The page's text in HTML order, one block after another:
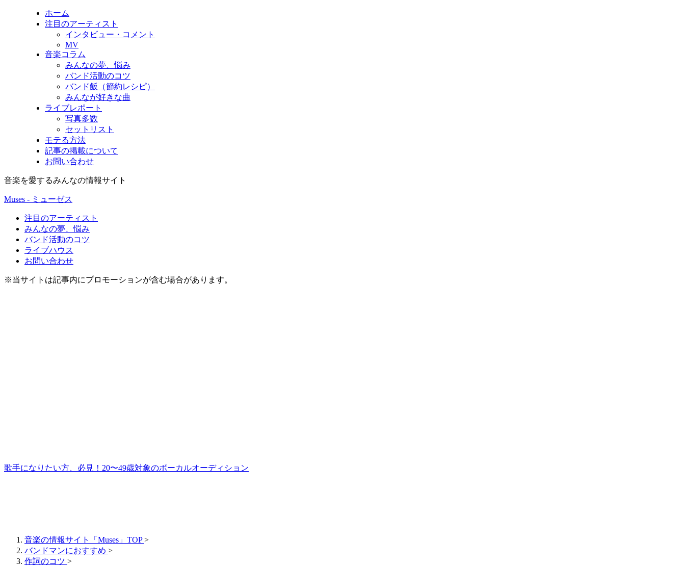
ホーム
注目のアーティスト
インタビュー・コメント
MV
音楽コラム
みんなの夢、悩み
バンド活動のコツ
バンド飯（節約レシピ）
みんなが好きな曲
ライブレポート
写真多数
セットリスト
モテる方法
記事の掲載について
お問い合わせ
音楽を愛するみんなの情報サイト
Muses - ミューゼス
注目のアーティスト
みんなの夢、悩み
バンド活動のコツ
ライブハウス
お問い合わせ
※当サイトは記事内にプロモーションが含む場合があります。
歌手になりたい方、必見！20〜49歳対象のボーカルオーディション
音楽の情報サイト「Muses」TOP >
バンドマンにおすすめ >
作詞のコツ >